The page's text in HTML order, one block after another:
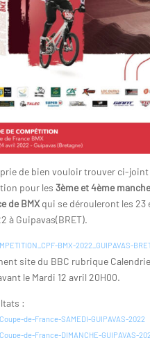
de bien vouloir trouver ci-joint
pour les 3ème et 4ème
de BMXqui se dérouleront les 23
à Guipavas(BRET).
BMX-2022_GUIPAVAS-
site du BBC rubrique
le Mardi 12 avril 20H00.
:
de-France-SAMEDI-GUIPAVAS-2022
de-France-DIMANCHE-GUIPAVAS-